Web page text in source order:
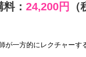
： 24,200円 （
が一方的にレクチャーす